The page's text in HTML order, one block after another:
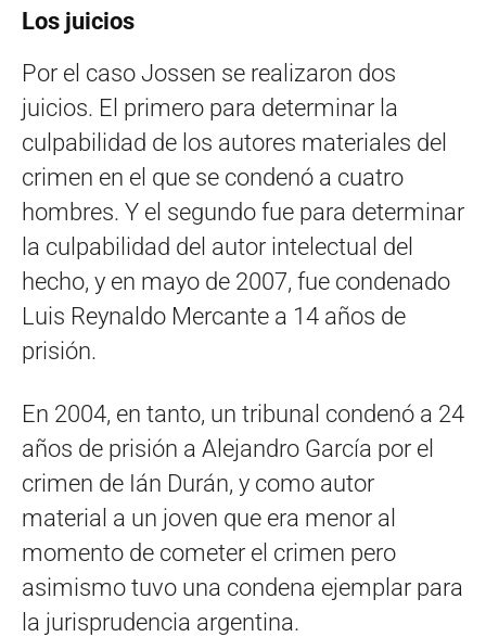
Los juicios
Por el caso Jossen se realizaron dos
juicios. El primero para determinar la
culpabilidad de los autores materiales del
crimen en el que se condenó a cuatro
hombres. Y el segundo fue para determinar
la culpabilidad del autor intelectual del
hecho, y en mayo de 2007, fue condenado
Luis Reynaldo Mercante a 14 años de
prisión.
En 2004, en tanto, un tribunal condenó a 24
años de prisión a Alejandro García por el
crimen de Ián Durán, y como autor
material a un joven que era menor al
momento de cometer el crimen pero
asimismo tuvo una condena ejemplar para
la jurisprudencia argentina.